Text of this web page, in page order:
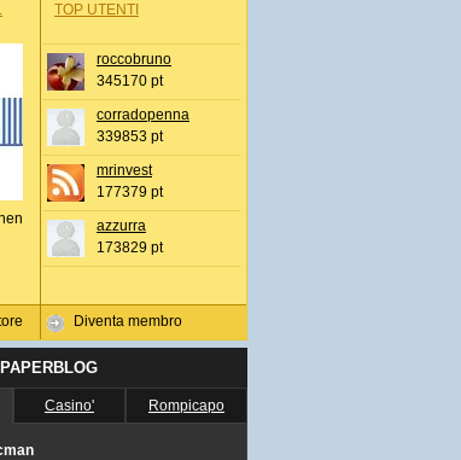
TOP UTENTI
roccobruno
345170 pt
corradopenna
339853 pt
mrinvest
177379 pt
azzurra
173829 pt
Diventa membro
Casino' Rompicapo